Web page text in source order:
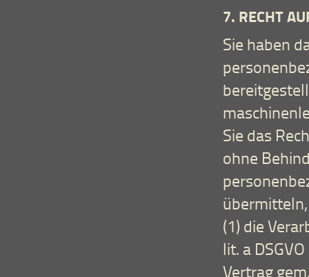
7. RECHT
Sie haben
Sie das
ohne
(1) die
lit. a
Vertrag